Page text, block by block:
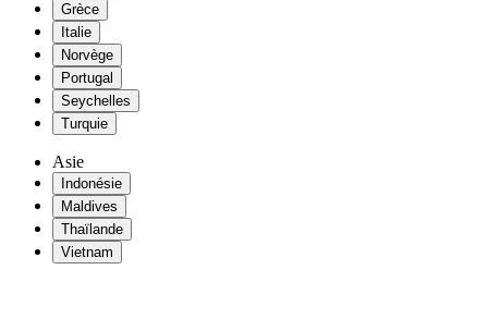
Grèce
Italie
Norvège
Portugal
Seychelles
Turquie
Asie
Indonésie
Maldives
Thaïlande
Vietnam